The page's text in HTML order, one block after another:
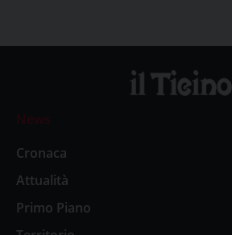
News
Cronaca
Attualità
Primo Piano